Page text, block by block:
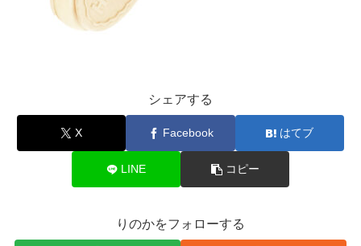
シェアする
X Facebook はてブ
LINE コピー
りのかをフォローする